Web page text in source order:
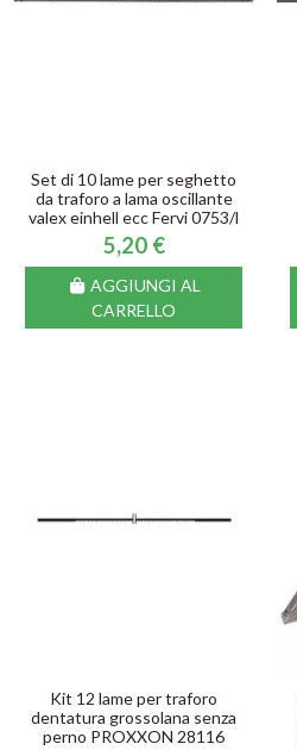
Set di 10 lame per seghetto
da traforo a lama oscillante
valex einhell ecc Fervi 0753/l
5,20 €
AGGIUNGI AL
CARRELLO
Kit 12 lame per traforo
dentatura grossolana senza
perno PROXXON 28116